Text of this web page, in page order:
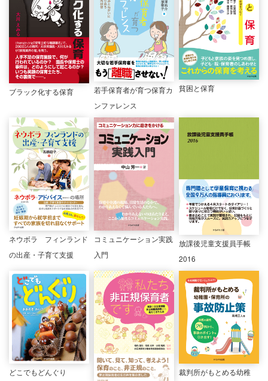
ブラック化する保育
若手保育者が育つ保育カ
ンファレンス
貧困と保育
ネウボラ フィンランド
の出産・子育て支援
コミュニケーション実践
入門
放課後児童支援員手帳
2016
どこでもどんぐり
裁判所がもとめる幼稚